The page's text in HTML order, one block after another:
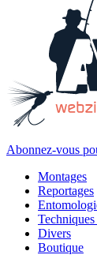
Abonnez-vous
Montages
Reportages
Divers
Boutique